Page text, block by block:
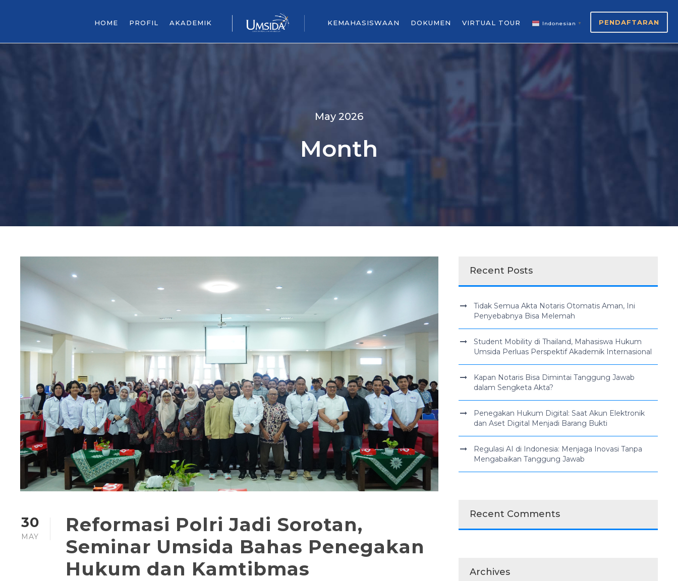
HOME PROFIL AKADEMIK KEMAHASISWAAN DOKUMEN VIRTUAL TOUR Indonesian ▼ PENDAFTARAN
May 2026
Month
30
MAY
Reformasi Polri Jadi Sorotan,
Seminar Umsida Bahas Penegakan
Hukum dan Kamtibmas
Recent Posts
Tidak Semua Akta Notaris Otomatis Aman, Ini
Penyebabnya Bisa Melemah
Student Mobility di Thailand, Mahasiswa Hukum
Umsida Perluas Perspektif Akademik Internasional
Kapan Notaris Bisa Dimintai Tanggung Jawab
dalam Sengketa Akta?
Penegakan Hukum Digital: Saat Akun Elektronik
dan Aset Digital Menjadi Barang Bukti
Regulasi AI di Indonesia: Menjaga Inovasi Tanpa
Mengabaikan Tanggung Jawab
Recent Comments
Archives